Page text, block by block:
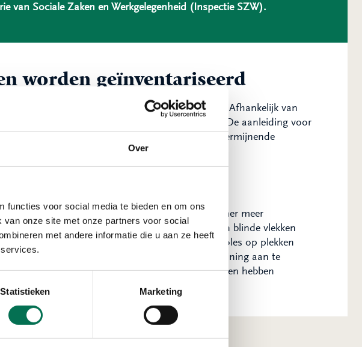
Over
functies voor social media te bieden en om ons
onze site met onze partners voor social
met andere informatie die u aan ze heeft
Statistieken Marketing
van Sociale Zaken en Werkgelegenheid (Inspectie SZW).
worden geïnventariseerd
inventariseert eventuele overtredingen. Afhankelijk van
maatregelen genomen moeten worden. De aanleiding voor
van overlast en signalen van illegale en ondermijnende
controle?
genoemd) biedt niet alleen de ondernemer meer
Door samen een controle aan te pakken, worden blinde vlekken
de inspecteurs van OZHZ tijdens hun controles op plekken
Dit biedt veel kansen om bijvoorbeeld ondermijning aan te
wat aanwijzingen kunnen zijn voor ondermijning en hebben
politie en gemeente.